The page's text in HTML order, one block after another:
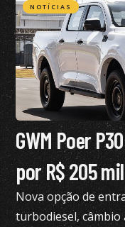
NOTÍCIAS
GWM Poer
por R$ 205
Nova opção de
turbodiesel, câmbio